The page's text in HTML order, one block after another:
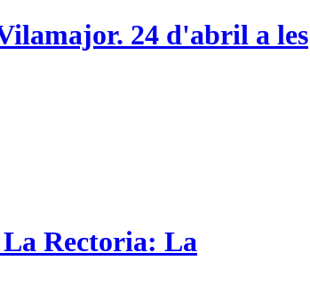
24 d'abril a les
Rectoria: La